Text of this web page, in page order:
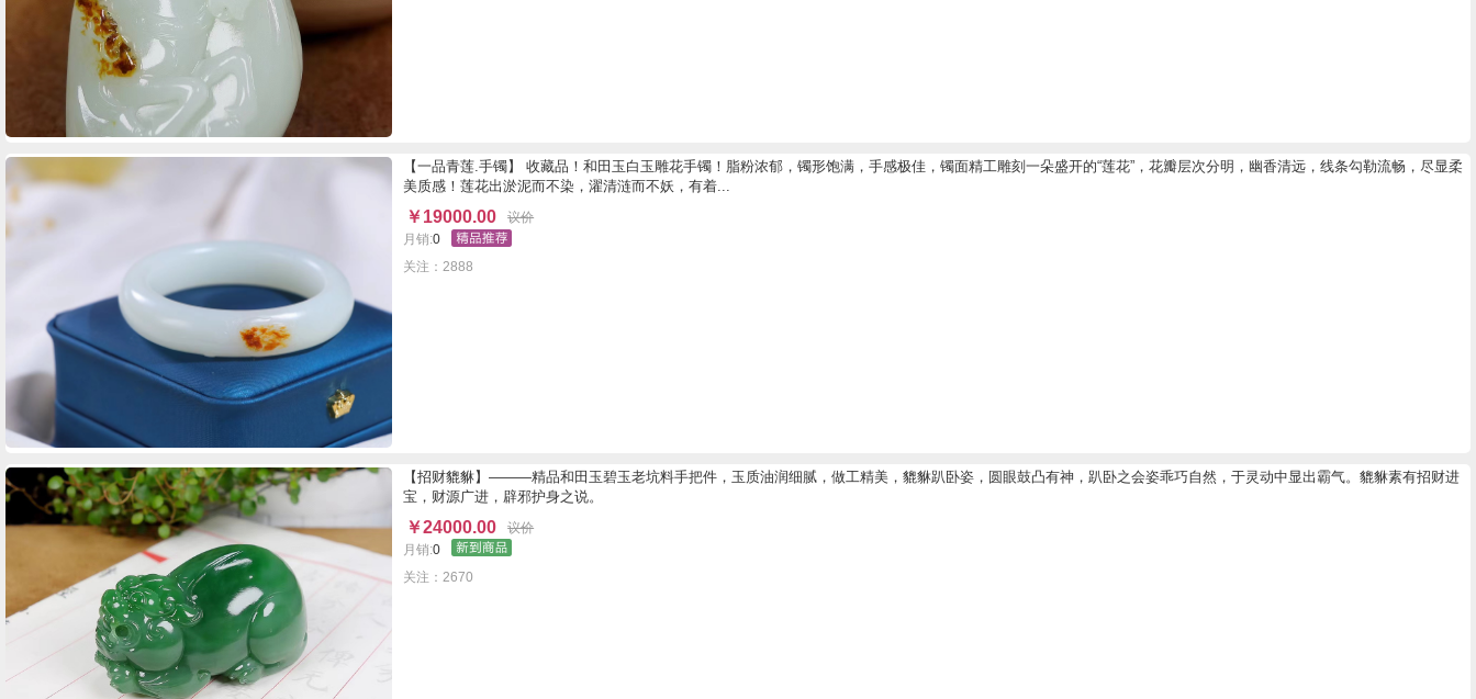
【一品青莲.手镯】 收藏品！和田玉白玉雕花手镯！脂粉浓郁，镯形饱满，手感极佳，镯面精工雕刻一朵盛开的“莲花”，花瓣层次分明，幽香清远，线条勾勒流畅，尽显柔
美质感！莲花出淤泥而不染，濯清涟而不妖，有着...
￥19000.00
议价
月销:0
关注：2888
【招财貔貅】———精品和田玉碧玉老坑料手把件，玉质油润细腻，做工精美，貔貅趴卧姿，圆眼鼓凸有神，趴卧之会姿乖巧自然，于灵动中显出霸气。貔貅素有招财进
宝，财源广进，辟邪护身之说。
￥24000.00
议价
月销:0
关注：2670